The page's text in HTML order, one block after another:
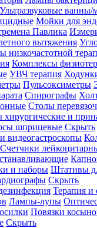
Ультразвуковые ванны/
Мойки для
Павлика
вытяжения
низкочастотной
Комплексы
УВЧ терапия
Пульсоксиметры
Спирографы
Столы
хирургические и
шприцевые Скрыть
видеогастроскопы
Счетчики
и наборы Штативы
Скрыть
Терапия и
Лампы-лупы
Повязки
Скрыть